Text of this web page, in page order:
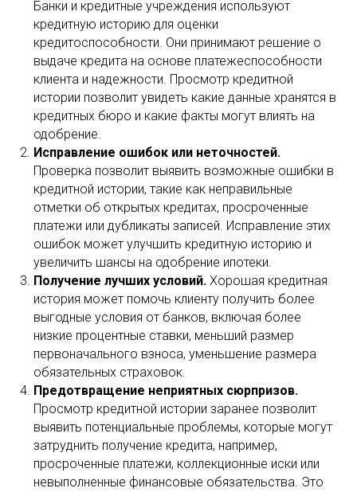
Банки и кредитные учреждения используют
кредитную историю для оценки
кредитоспособности. Они принимают решение о
выдаче кредита на основе платежеспособности
клиента и надежности. Просмотр кредитной
истории позволит увидеть какие данные хранятся в
кредитных бюро и какие факты могут влиять на
одобрение.
Исправление ошибок или неточностей.
Проверка позволит выявить возможные ошибки в
кредитной истории, такие как неправильные
отметки об открытых кредитах, просроченные
платежи или дубликаты записей. Исправление этих
ошибок может улучшить кредитную историю и
увеличить шансы на одобрение ипотеки.
Получение лучших условий. Хорошая кредитная
история может помочь клиенту получить более
выгодные условия от банков, включая более
низкие процентные ставки, меньший размер
первоначального взноса, уменьшение размера
обязательных страховок.
Предотвращение неприятных сюрпризов.
Просмотр кредитной истории заранее позволит
выявить потенциальные проблемы, которые могут
затруднить получение кредита, например,
просроченные платежи, коллекционные иски или
невыполненные финансовые обязательства. Это